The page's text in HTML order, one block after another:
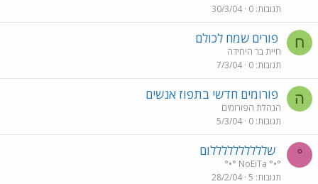
תגובות 0
30/3/04
ח פורים שמח לכולם
חיית בר היחידה
תגובות 0
7/3/04
ה פורומים חדשי בתפוז אנשים
הנהלת הפורומים
תגובות 0
5/3/04
° שללללללללללום
°•° NoEiTa °•°
תגובות 5
28/2/04